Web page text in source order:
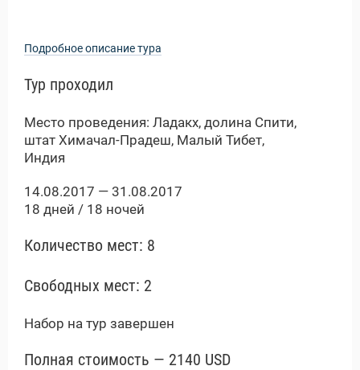
Подробное описание тура
Тур проходил
Место проведения: Ладакх, долина Спити,
штат Химачал-Прадеш, Малый Тибет,
Индия
14.08.2017 — 31.08.2017
18 дней / 18 ночей
Количество мест: 8
Свободных мест: 2
Набор на тур завершен
Полная стоимость — 2140 USD